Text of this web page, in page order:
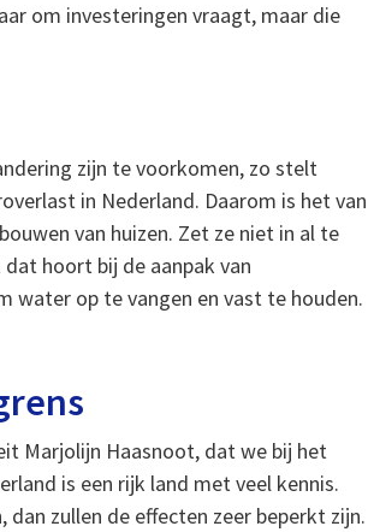
om investeringen vraagt, maar die
zijn te voorkomen, zo stelt
in Nederland. Daarom is het van
van huizen. Zet ze niet in al te
hoort bij de aanpak van
water op te vangen en vast te houden.
Marjolijn Haasnoot, dat we bij het
is een rijk land met veel kennis.
zullen de effecten zeer beperkt zijn.